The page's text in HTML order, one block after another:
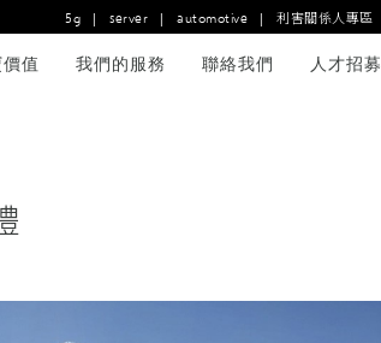
5g | server | automotive | 利害關係人專區
值 我們的服務 聯絡我們 人才招募